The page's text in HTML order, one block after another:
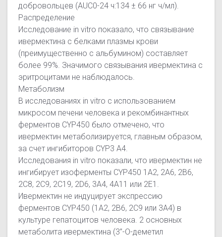
добровольцев (AUC0-24 ч:134 ± 66 нг ч/мл).
Распределение
Исследование in vitro показало, что связывание
ивермектина с белками плазмы крови
(преимущественно с альбумином) составляет
более 99%. Значимого связывания ивермектина с
эритроцитами не наблюдалось.
Метаболизм
В исследованиях in vitro с использованием
микросом печени человека и рекомбинантных
ферментов CYP450 было отмечено, что
ивермектин метаболизируется, главным образом,
за счет ингибиторов CYP3 А4.
Исследования in vitro показали, что ивермектин не
ингибирует изоферменты CYP450 1А2, 2А6, 2В6,
2С8, 2С9, 2С19, 2D6, 3А4, 4А11 или 2Е1.
Ивермектин не индуцирует экспрессию
ферментов CYP450 (1А2, 2В6, 2С9 или 3А4) в
культуре гепатоцитов человека. 2 основных
метаболита ивермектина (3”-О-деметил